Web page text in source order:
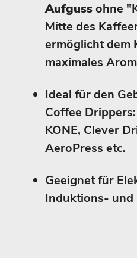
Aufgussohne
Mitte des
ermöglicht dem
maximales
Ideal für den
Coffee
KONE, Clever
AeroPress etc.
Geeignet für
Induktions- und